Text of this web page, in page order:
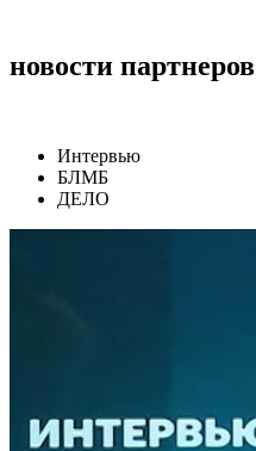
новости партнеров
Интервью
БЛМБ
ДЕЛО